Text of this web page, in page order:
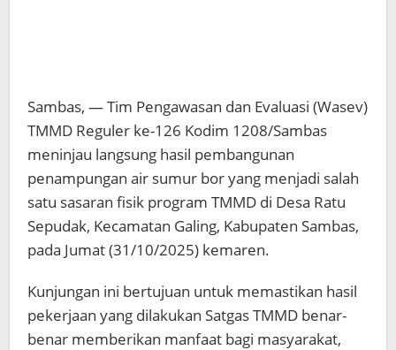
Sambas, — Tim Pengawasan dan Evaluasi (Wasev)
TMMD Reguler ke-126 Kodim 1208/Sambas
meninjau langsung hasil pembangunan
penampungan air sumur bor yang menjadi salah
satu sasaran fisik program TMMD di Desa Ratu
Sepudak, Kecamatan Galing, Kabupaten Sambas,
pada Jumat (31/10/2025) kemaren.
Kunjungan ini bertujuan untuk memastikan hasil
pekerjaan yang dilakukan Satgas TMMD benar-
benar memberikan manfaat bagi masyarakat,